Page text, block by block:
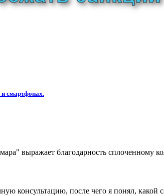
смартфонах.
выражает благодарность сплоченному
консультацию, после чего я понял,